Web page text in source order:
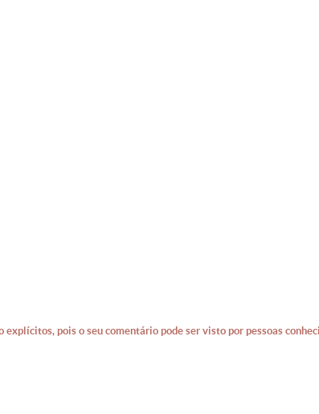
pois o seu comentário pode ser visto por pessoas